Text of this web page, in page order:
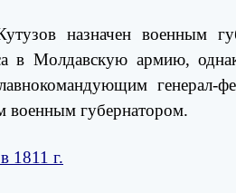
назначен военным
в Молдавскую армию,
военным губернатором.
1811 г.